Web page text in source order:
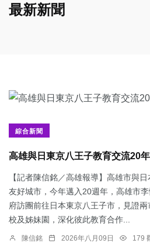
最新新聞
綜合新聞
高雄與日東京八王子教育交流20
【記者陳信銘／高雄報導】高雄市與
友好城市，今年邁入20週年，高雄市
府訪團前往日本東京八王子市，見證
校及姊妹園，深化彼此教育合作...
陳信銘 2026年八月09日 179